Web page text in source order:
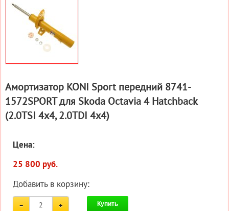
Амортизатор KONI Sport передний 8741-
1572SPORT для Skoda Octavia 4 Hatchback
(2.0TSI 4x4, 2.0TDI 4x4)
Цена:
25 800 руб.
Добавить в корзину:
Купить